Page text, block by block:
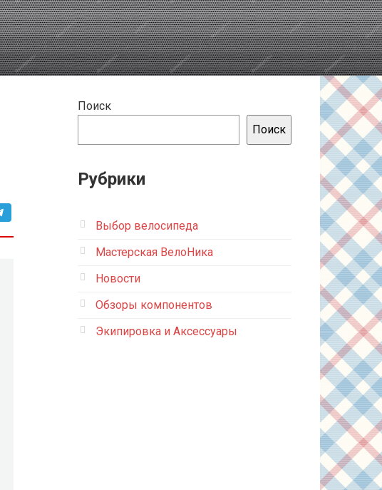
Поиск
Поиск
Рубрики
Выбор велосипеда
Мастерская ВелоНика
Новости
Обзоры компонентов
Экипировка и Аксессуары